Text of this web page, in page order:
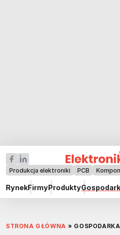
Produkcja elektroniki PCB
RynekFirmyProdukty
STRONA GŁÓWNA » GOSPODARKA